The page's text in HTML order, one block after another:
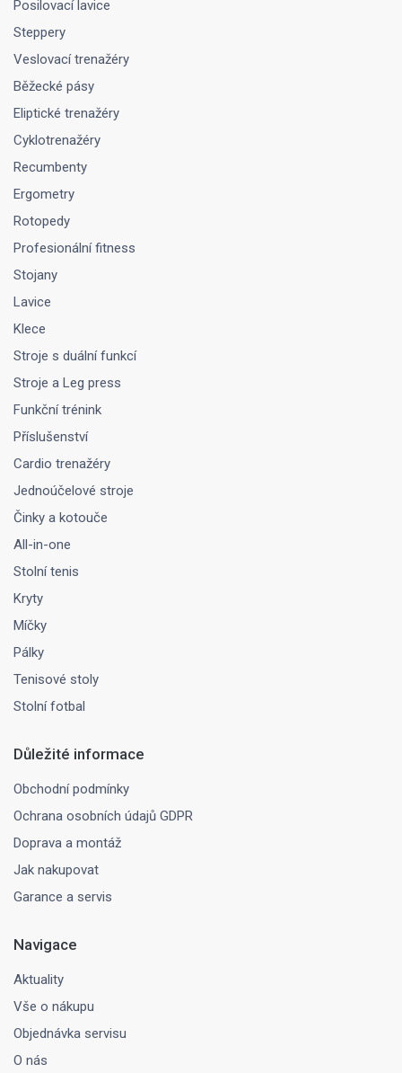
Posilovací lavice
Steppery
Veslovací trenažéry
Běžecké pásy
Eliptické trenažéry
Cyklotrenažéry
Recumbenty
Ergometry
Rotopedy
Profesionální fitness
Stojany
Lavice
Klece
Stroje s duální funkcí
Stroje a Leg press
Funkční trénink
Příslušenství
Cardio trenažéry
Jednoúčelové stroje
Činky a kotouče
All-in-one
Stolní tenis
Kryty
Míčky
Pálky
Tenisové stoly
Stolní fotbal
Důležité informace
Obchodní podmínky
Ochrana osobních údajů GDPR
Doprava a montáž
Jak nakupovat
Garance a servis
Navigace
Aktuality
Vše o nákupu
Objednávka servisu
O nás